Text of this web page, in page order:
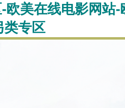
美在线电影网站
类专区